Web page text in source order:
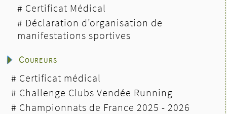
# Certificat Médical
# Déclaration d’organisation de
manifestations sportives
Coureurs
# Certificat médical
# Challenge Clubs Vendée Running
# Championnats de France 2025 - 2026